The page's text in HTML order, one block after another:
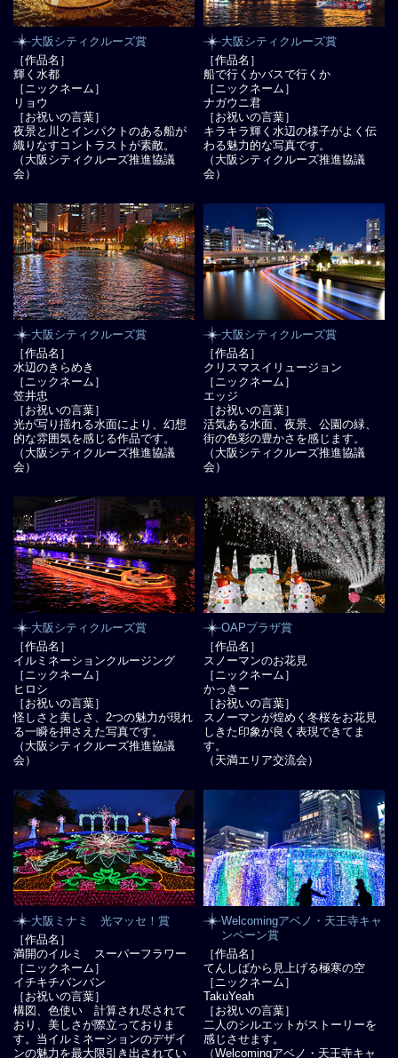
大阪シティクルーズ賞
［作品名］
輝く水都
［ニックネーム］
リョウ
［お祝いの言葉］
夜景と川とインパクトのある船が
織りなすコントラストが素敵。
（大阪シティクルーズ推進協議
会）
大阪シティクルーズ賞
［作品名］
船で行くかバスで行くか
［ニックネーム］
ナガウニ君
［お祝いの言葉］
キラキラ輝く水辺の様子がよく伝
わる魅力的な写真です。
（大阪シティクルーズ推進協議
会）
大阪シティクルーズ賞
［作品名］
水辺のきらめき
［ニックネーム］
笠井忠
［お祝いの言葉］
光が写り揺れる水面により、幻想
的な雰囲気を感じる作品です。
（大阪シティクルーズ推進協議
会）
大阪シティクルーズ賞
［作品名］
クリスマスイリュージョン
［ニックネーム］
エッジ
［お祝いの言葉］
活気ある水面、夜景、公園の緑、
街の色彩の豊かさを感じます。
（大阪シティクルーズ推進協議
会）
大阪シティクルーズ賞
［作品名］
イルミネーションクルージング
［ニックネーム］
ヒロシ
［お祝いの言葉］
怪しさと美しさ、2つの魅力が現れ
る一瞬を押さえた写真です。
（大阪シティクルーズ推進協議
会）
OAPプラザ賞
［作品名］
スノーマンのお花見
［ニックネーム］
かっきー
［お祝いの言葉］
スノーマンが煌めく冬桜をお花見
しきた印象が良く表現できてま
す。
（天満エリア交流会）
大阪ミナミ 光マッセ！賞
［作品名］
満開のイルミ スーパーフラワー
［ニックネーム］
イチキチバンバン
［お祝いの言葉］
構図、色使い 計算され尽されて
おり、美しさが際立っておりま
す。当イルミネーションのデザイ
ンの魅力を最大限引き出されてい
Welcomingアベノ・天王寺キャ
ンペーン賞
［作品名］
てんしばから見上げる極寒の空
［ニックネーム］
TakuYeah
［お祝いの言葉］
二人のシルエットがストーリーを
感じさせます。
（Welcomingアベノ・天王寺キャ